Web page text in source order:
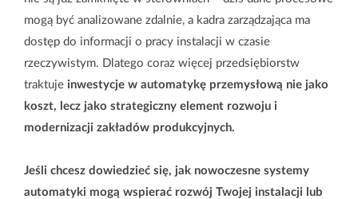
mogą być analizowane zdalnie, a kadra zarządzająca ma
dostęp do informacji o pracy instalacji w czasie
rzeczywistym. Dlatego coraz więcej przedsiębiorstw
traktuje inwestycje w automatykę przemysłową nie jako
koszt, lecz jako strategiczny element rozwoju i
modernizacji zakładów produkcyjnych.
Jeśli chcesz dowiedzieć się, jak nowoczesne systemy
automatyki mogą wspierać rozwój Twojej instalacji lub